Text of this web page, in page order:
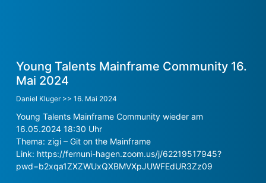
Young Talents Mainframe Community 16.
Mai 2024
Daniel Kluger 16. Mai 2024
Young Talents Mainframe Community wieder am
16.05.2024 18:30 Uhr
Thema: zigi – Git on the Mainframe
Link: https://fernuni-hagen.zoom.us/j/62219517945?
pwd=b2xqa1ZXZWUxQXBMVXpJUWFEdUR3Zz09